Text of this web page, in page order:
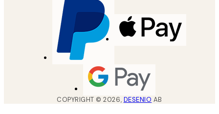
COPYRIGHT ©2026, DESENIO AB